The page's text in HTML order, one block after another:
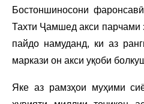
Бостоншиносони
Тахти Ҷамшед акси
пайдо намуданд, ки аз
маркази он акси уқоби
Яке аз рамзҳои муҳими